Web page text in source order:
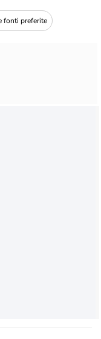
fonti preferite